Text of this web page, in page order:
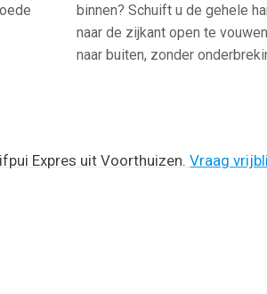
binnen? Schuift u de gehele
naar de zijkant open te
naar buiten, zonder
Expres uit Voorthuizen.Vraag